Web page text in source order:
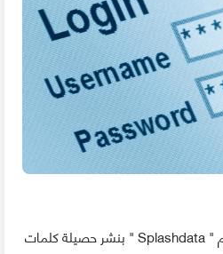
كعادتها في بداية كل سنة تقوم " Splashdata " بنشر حصيلة كلمات